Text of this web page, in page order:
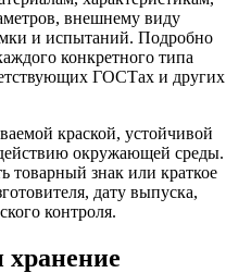
внешнему виду
и испытаний. Подробно
конкретного типа
ГОСТах и других
краской, устойчивой
окружающей среды.
товарный знак или краткое
дату выпуска,
контроля.
хранение